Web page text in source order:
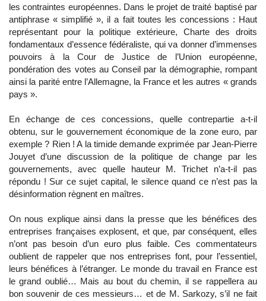
les contraintes européennes. Dans le projet de traité baptisé par
antiphrase « simplifié », il a fait toutes les concessions : Haut
représentant pour la politique extérieure, Charte des droits
fondamentaux d’essence fédéraliste, qui va donner d’immenses
pouvoirs à la Cour de Justice de l’Union européenne,
pondération des votes au Conseil par la démographie, rompant
ainsi la parité entre l’Allemagne, la France et les autres « grands
pays ».
En échange de ces concessions, quelle contrepartie a-t-il
obtenu, sur le gouvernement économique de la zone euro, par
exemple ? Rien ! A la timide demande exprimée par Jean-Pierre
Jouyet d’une discussion de la politique de change par les
gouvernements, avec quelle hauteur M. Trichet n’a-t-il pas
répondu ! Sur ce sujet capital, le silence quand ce n’est pas la
désinformation règnent en maîtres.
On nous explique ainsi dans la presse que les bénéfices des
entreprises françaises explosent, et que, par conséquent, elles
n’ont pas besoin d’un euro plus faible. Ces commentateurs
oublient de rappeler que nos entreprises font, pour l’essentiel,
leurs bénéfices à l’étranger. Le monde du travail en France est
le grand oublié… Mais au bout du chemin, il se rappellera au
bon souvenir de ces messieurs… et de M. Sarkozy, s’il ne fait